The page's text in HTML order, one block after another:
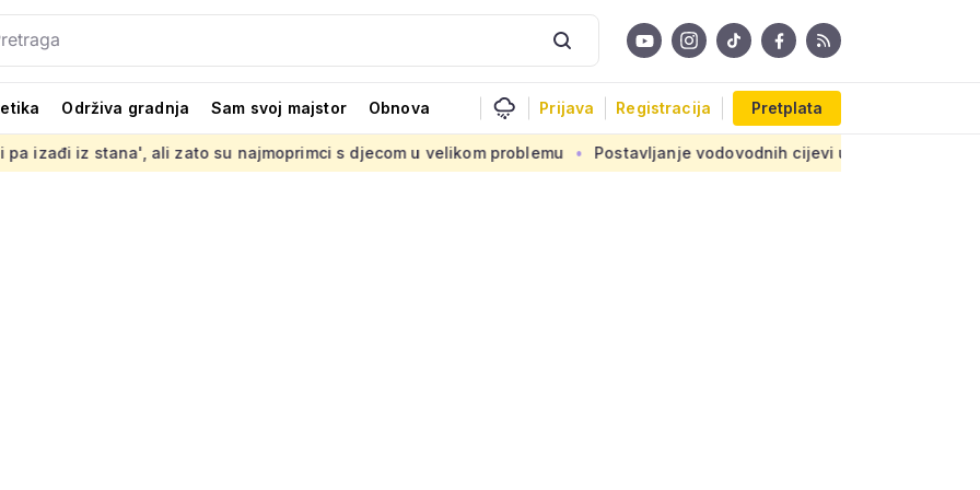
Održiva gradnja Sam svoj majstor Obnova Prijava Registracija Pretplata
ali zato su najmoprimci s djecom u velikom problemu Postavljanje vodovodnih cijevi u okviru sedam velikih projekata: